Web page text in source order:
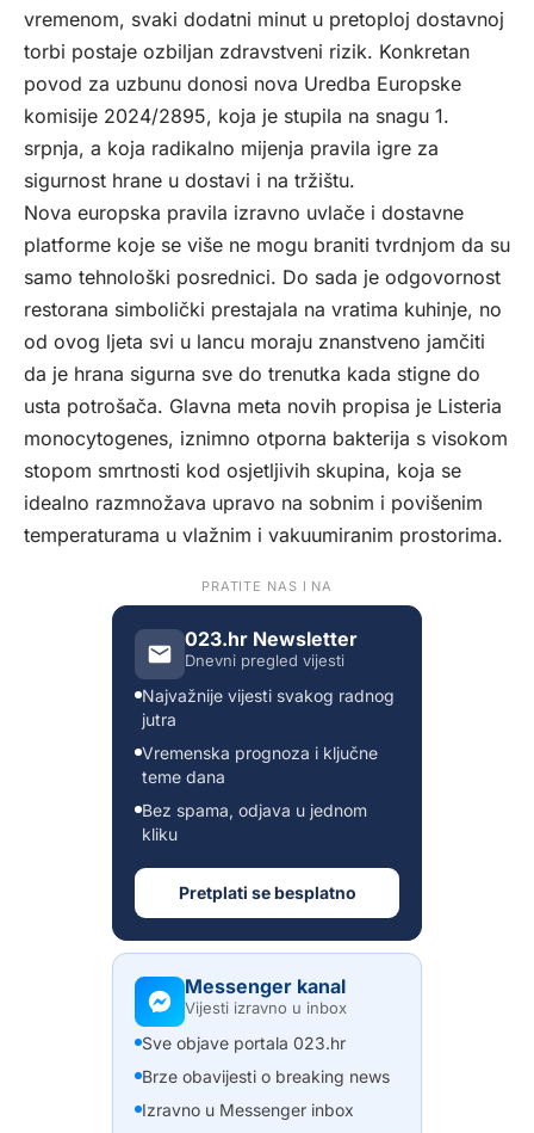
vremenom, svaki dodatni minut u pretoploj dostavnoj
torbi postaje ozbiljan zdravstveni rizik. Konkretan
povod za uzbunu donosi nova Uredba Europske
komisije 2024/2895, koja je stupila na snagu 1.
srpnja, a koja radikalno mijenja pravila igre za
sigurnost hrane u dostavi i na tržištu.
Nova europska pravila izravno uvlače i dostavne
platforme koje se više ne mogu braniti tvrdnjom da su
samo tehnološki posrednici. Do sada je odgovornost
restorana simbolički prestajala na vratima kuhinje, no
od ovog ljeta svi u lancu moraju znanstveno jamčiti
da je hrana sigurna sve do trenutka kada stigne do
usta potrošača. Glavna meta novih propisa je Listeria
monocytogenes, iznimno otporna bakterija s visokom
stopom smrtnosti kod osjetljivih skupina, koja se
idealno razmnožava upravo na sobnim i povišenim
temperaturama u vlažnim i vakuumiranim prostorima.
PRATITE NAS I NA
023.hr Newsletter
Dnevni pregled vijesti
Najvažnije vijesti svakog radnog
jutra
Vremenska prognoza i ključne
teme dana
Bez spama, odjava u jednom
kliku
Pretplati se besplatno
Messenger kanal
Vijesti izravno u inbox
Sve objave portala 023.hr
Brze obavijesti o breaking news
Izravno u Messenger inbox